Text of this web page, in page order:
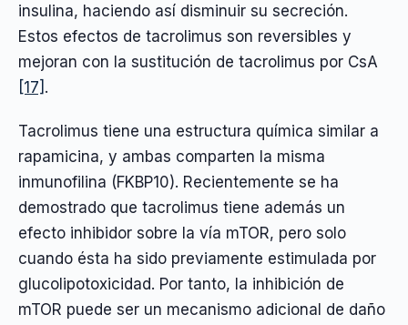
insulina, haciendo así disminuir su secreción.
Estos efectos de tacrolimus son reversibles y
mejoran con la sustitución de tacrolimus por CsA
[17] .
Tacrolimus tiene una estructura química similar a
rapamicina, y ambas comparten la misma
inmunofilina (FKBP10). Recientemente se ha
demostrado que tacrolimus tiene además un
efecto inhibidor sobre la vía mTOR, pero solo
cuando ésta ha sido previamente estimulada por
glucolipotoxicidad. Por tanto, la inhibición de
mTOR puede ser un mecanismo adicional de daño